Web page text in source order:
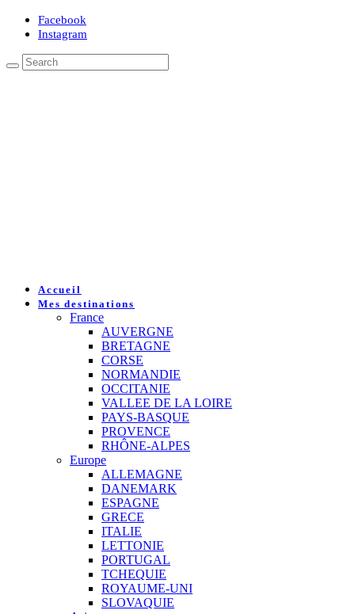
Facebook
Instagram
Accueil
Mes destinations
France
AUVERGNE
BRETAGNE
CORSE
NORMANDIE
OCCITANIE
VALLEE DE LA LOIRE
PAYS-BASQUE
PROVENCE
RHÔNE-ALPES
Europe
ALLEMAGNE
DANEMARK
ESPAGNE
GRECE
ITALIE
LETTONIE
PORTUGAL
TCHEQUIE
ROYAUME-UNI
SLOVAQUIE